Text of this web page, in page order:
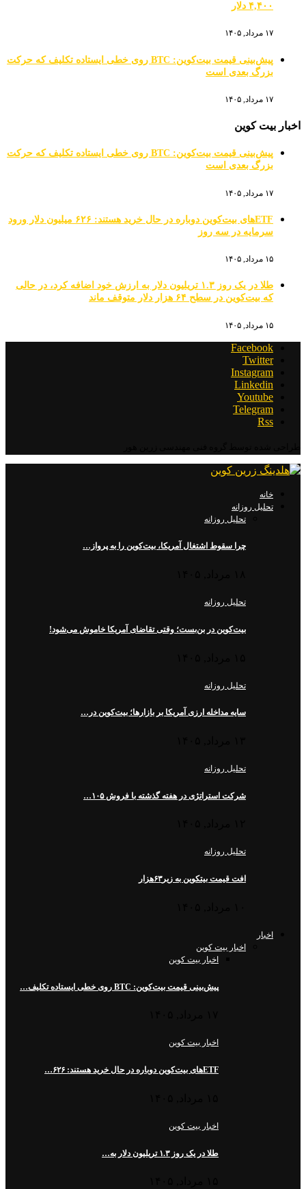
۴,۴۰۰ دلار
۱۷ مرداد, ۱۴۰۵
پیش‌بینی قیمت بیت‌کوین: BTC روی خطی ایستاده تکلیف که حرکت
بزرگ بعدی است
۱۷ مرداد, ۱۴۰۵
اخبار بیت کوین
پیش‌بینی قیمت بیت‌کوین: BTC روی خطی ایستاده تکلیف که حرکت
بزرگ بعدی است
۱۷ مرداد, ۱۴۰۵
ETFهای بیت‌کوین دوباره در حال خرید هستند: ۶۲۶ میلیون دلار ورود
سرمایه در سه روز
۱۵ مرداد, ۱۴۰۵
طلا در یک روز ۱.۳ تریلیون دلار به ارزش خود اضافه کرد، در حالی
که بیت‌کوین در سطح ۶۴ هزار دلار متوقف ماند
۱۵ مرداد, ۱۴۰۵
Facebook
Twitter
Instagram
Linkedin
Youtube
Telegram
Rss
خانه
تحلیل روزانه
تحلیل روزانه
چرا سقوط اشتغال آمریکا، بیت‌کوین را به پرواز…
تحلیل روزانه
بیت‌کوین در بن‌بست؛ وقتی تقاضای آمریکا خاموش می‌شود!
تحلیل روزانه
سایه مداخله ارزی آمریکا بر بازارها؛ بیت‌کوین در…
تحلیل روزانه
شرکت استراتژی در هفته گذشته با فروش ۱۰۵…
تحلیل روزانه
افت قیمت بیتکوین به زیر۶۳هزار
اخبار
اخبار بیت کوین
اخبار بیت کوین
پیش‌بینی قیمت بیت‌کوین: BTC روی خطی ایستاده تکلیف…
اخبار بیت کوین
ETFهای بیت‌کوین دوباره در حال خرید هستند: ۶۲۶…
اخبار بیت کوین
طلا در یک روز ۱.۳ تریلیون دلار به…